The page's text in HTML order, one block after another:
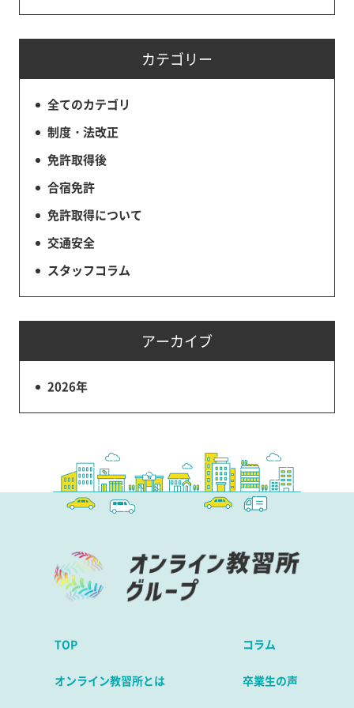
カテゴリー
全てのカテゴリ
制度・法改正
免許取得後
合宿免許
免許取得について
交通安全
スタッフコラム
アーカイブ
2026年
TOP コラム
オンライン教習所とは 卒業生の声